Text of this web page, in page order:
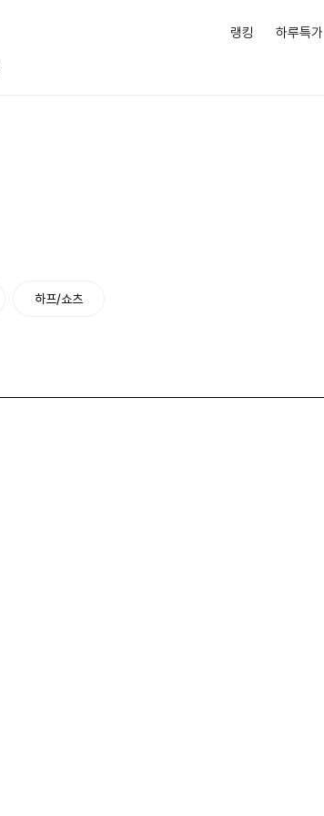
랭킹 하루특가
하프/쇼츠